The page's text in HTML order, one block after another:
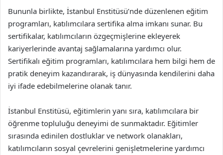
Bununla birlikte, İstanbul Enstitüsü’nde düzenlenen eğitim
programları, katılımcılara sertifika alma imkanı sunar. Bu
sertifikalar, katılımcıların özgeçmişlerine ekleyerek
kariyerlerinde avantaj sağlamalarına yardımcı olur.
Sertifikalı eğitim programları, katılımcılara hem bilgi hem de
pratik deneyim kazandırarak, iş dünyasında kendilerini daha
iyi ifade edebilmelerine olanak tanır.
İstanbul Enstitüsü, eğitimlerin yanı sıra, katılımcılara bir
öğrenme topluluğu deneyimi de sunmaktadır. Eğitimler
sırasında edinilen dostluklar ve network olanakları,
katılımcıların sosyal çevrelerini genişletmelerine yardımcı